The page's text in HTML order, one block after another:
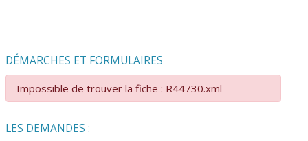
DÉMARCHES ET FORMULAIRES
Impossible de trouver la fiche : R44730.xml
LES DEMANDES :